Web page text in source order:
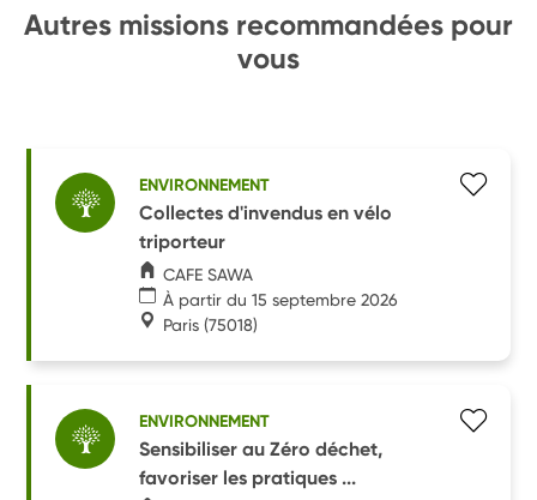
Autres missions recommandées pour
vous
ENVIRONNEMENT
Collectes d'invendus en vélo
triporteur
CAFE SAWA
À partir du 15 septembre 2026
Paris (75018)
ENVIRONNEMENT
Sensibiliser au Zéro déchet,
favoriser les pratiques ...